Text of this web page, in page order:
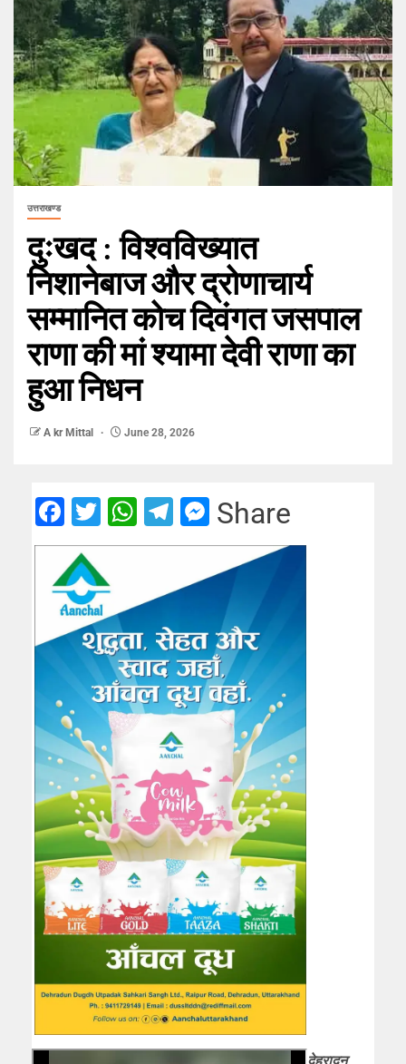
उत्तराखण्ड
दुःखद : विश्वविख्यात
निशानेबाज और द्रोणाचार्य
सम्मानित कोच दिवंगत जसपाल
राणा की मां श्यामा देवी राणा का
हुआ निधन
A kr Mittal June 28, 2026
Facebook
Twitter
WhatsApp
Telegram
Messenger
Share